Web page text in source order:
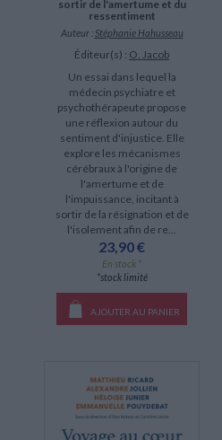
sortir de l'amertume et du
ressentiment
Auteur : Stéphanie Hahusseau
Éditeur(s) : O. Jacob
Un essai dans lequel la
médecin psychiatre et
psychothérapeute propose
une réflexion autour du
sentiment d'injustice. Elle
explore les mécanismes
cérébraux à l'origine de
l'amertume et de
l'impuissance, incitant à
sortir de la résignation et de
l'isolement afin de re...
23,90 €
En stock *
*stock limité
AJOUTER AU PANIER